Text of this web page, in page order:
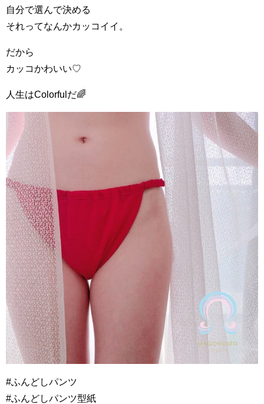
自分で選んで決める
それってなんかカッコイイ。
だから
カッコかわいい♡
人生はColorfulだ🌈
#ふんどしパンツ
#ふんどしパンツ型紙